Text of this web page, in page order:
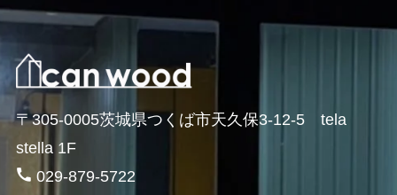
〒305-0005茨城県つくば市天久保3-12-5 tela
stella 1F
029-879-5722